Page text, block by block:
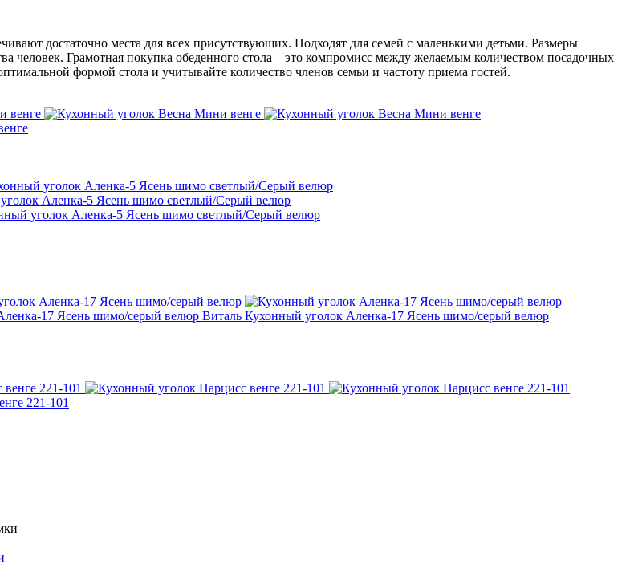
достаточно места для всех присутствующих. Подходят для семей с маленькими детьми. Размеры
человек. Грамотная покупка обеденного стола – это компромисс между желаемым количеством посадочных
формой стола и учитывайте количество членов семьи и частоту приема гостей.
уголок Аленка-5 Ясень шимо светлый/Серый велюр
Виталь Кухонный уголок Аленка-17 Ясень шимо/серый велюр
221-101